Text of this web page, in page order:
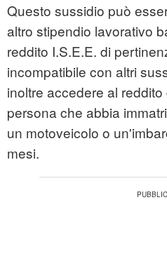
Questo sussidio può
altro stipendio lavorativo
reddito I.S.E.E. di
incompatibile con altri
inoltre accedere al
persona che abbia
un motoveicolo o
mesi.